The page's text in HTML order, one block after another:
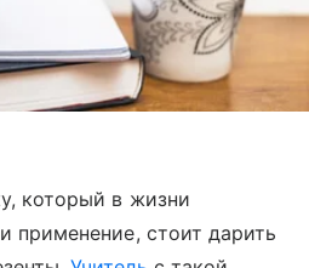
который в жизни
применение, стоит дарить